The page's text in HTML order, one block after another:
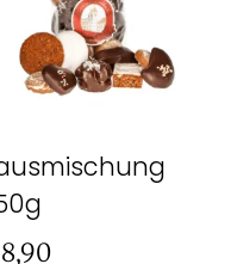
8,90